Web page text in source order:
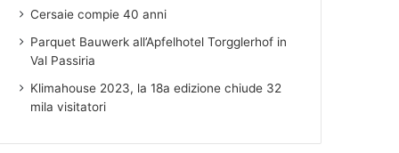
Cersaie compie 40 anni
Parquet Bauwerk all’Apfelhotel Torgglerhof in
Val Passiria
Klimahouse 2023, la 18a edizione chiude 32
mila visitatori